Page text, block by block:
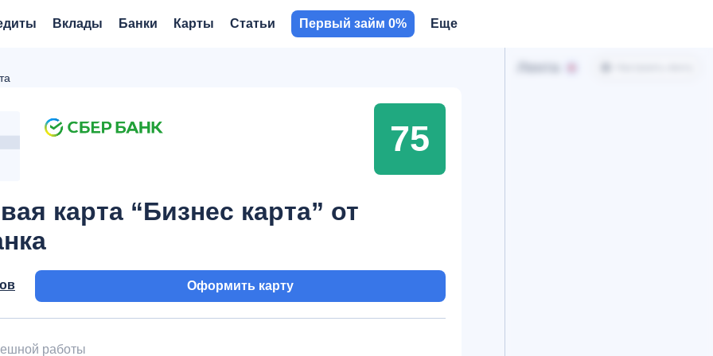
Вклады Банки Карты Статьи Первый займ 0% Еще
карта “Бизнес карта” от
75
Оформить карту
работы
Лента